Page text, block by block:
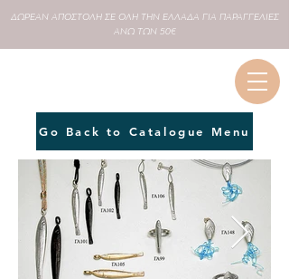
ΔΩΡΕΑΝ ΑΠΟΣΤΟΛΗ ΣΕ ΟΛΗΤΗΝ ΕΛΛΑΔΑ ΓΙΑ ΠΑΡΑΓΓΕΛΙΕΣ
ΑΝΩ ΤΩΝ 50€
Go Back to Catalogue Menu